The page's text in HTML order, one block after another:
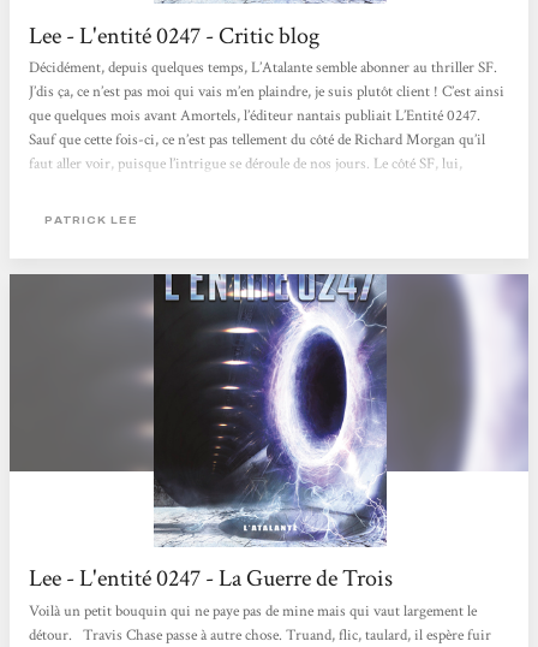
Lee - L'entité 0247 - Critic blog
Décidément, depuis quelques temps, L’Atalante semble abonner au thriller SF.
J’dis ça, ce n’est pas moi qui vais m’en plaindre, je suis plutôt client ! C’est ainsi
que quelques mois avant Amortels, l’éditeur nantais publiait L’Entité 0247.
Sauf que cette fois-ci, ce n’est pas tellement du côté de Richard Morgan qu’il
faut aller voir, puisque l’intrigue se déroule de nos jours. Le côté SF, lui,
première traduction en France...
PATRICK LEE
Lee - L'entité 0247 - La Guerre de Trois
Voilà un petit bouquin qui ne paye pas de mine mais qui vaut largement le
détour. Travis Chase passe à autre chose. Truand, flic, taulard, il espère fuir